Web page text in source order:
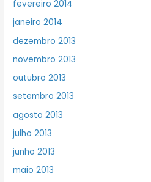
fevereiro 2014
janeiro 2014
dezembro 2013
novembro 2013
outubro 2013
setembro 2013
agosto 2013
julho 2013
junho 2013
maio 2013